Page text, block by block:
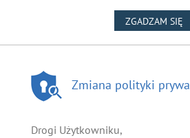
ZGADZAM SIĘ
Zmiana polityki
Drogi Użytkowniku,